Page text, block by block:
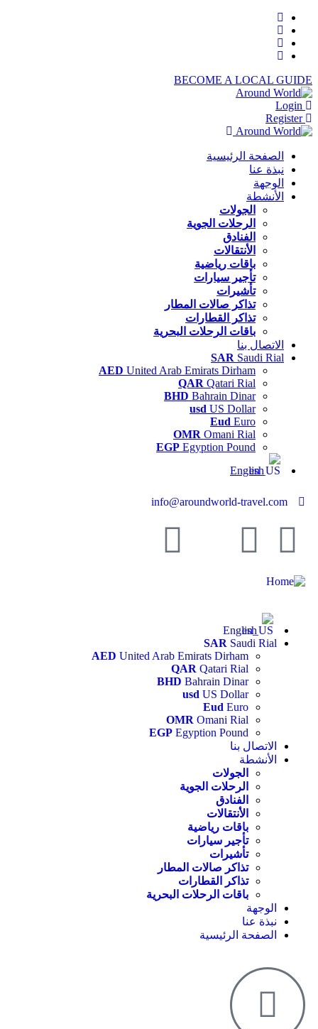
BECOME A LOCAL GUIDE
Register
الصفحة الرئيسية
نبذة عنا
الوجهة
الأنشطة
الجولات
الرحلات الجوية
الفنادق
الأنتقالات
باقات رياضية
تأجير سيارات
تأشيرات
تذاكر صالات المطار
تذاكر القطارات
باقات الرحلات البحرية
الاتصال بنا
SAR Saudi Rial
AED United Arab Emirats Dirham
QAR Qatari Rial
BHD Bahrain Dinar
usd US Dollar
Eud Euro
OMR Omani Rial
EGP Egyption Pound
English
info@aroundworld-travel.com
English
SAR Saudi Rial
AED United Arab Emirats Dirham
QAR Qatari Rial
BHD Bahrain Dinar
usd US Dollar
Eud Euro
OMR Omani Rial
EGP Egyption Pound
الاتصال بنا
الأنشطة
الجولات
الرحلات الجوية
الفنادق
الأنتقالات
باقات رياضية
تأجير سيارات
تأشيرات
تذاكر صالات المطار
تذاكر القطارات
باقات الرحلات البحرية
الوجهة
نبذة عنا
الصفحة الرئيسية